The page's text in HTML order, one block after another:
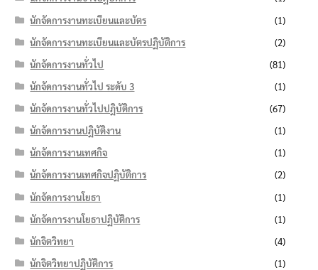
นักจัดการงานทะเบียนและบัตร
(1)
นักจัดการงานทะเบียนและบัตรปฏิบัติการ
(2)
นักจัดการงานทั่วไป
(81)
นักจัดการงานทั่วไป ระดับ 3
(1)
นักจัดการงานทั่วไปปฏิบัติการ
(67)
นักจัดการงานปฏิบัติงาน
(1)
นักจัดการงานเทศกิจ
(1)
นักจัดการงานเทศกิจปฏิบัติการ
(2)
นักจัดการงานโยธา
(1)
นักจัดการงานโยธาปฏิบัติการ
(1)
นักจิตวิทยา
(4)
นักจิตวิทยาปฏิบัติการ
(1)